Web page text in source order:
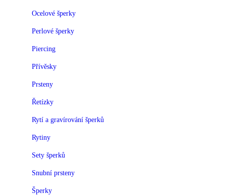
Ocelové šperky
Perlové šperky
Piercing
Přívěsky
Prsteny
Řetízky
Rytí a gravírování šperků
Rytiny
Sety šperků
Snubní prsteny
Šperky